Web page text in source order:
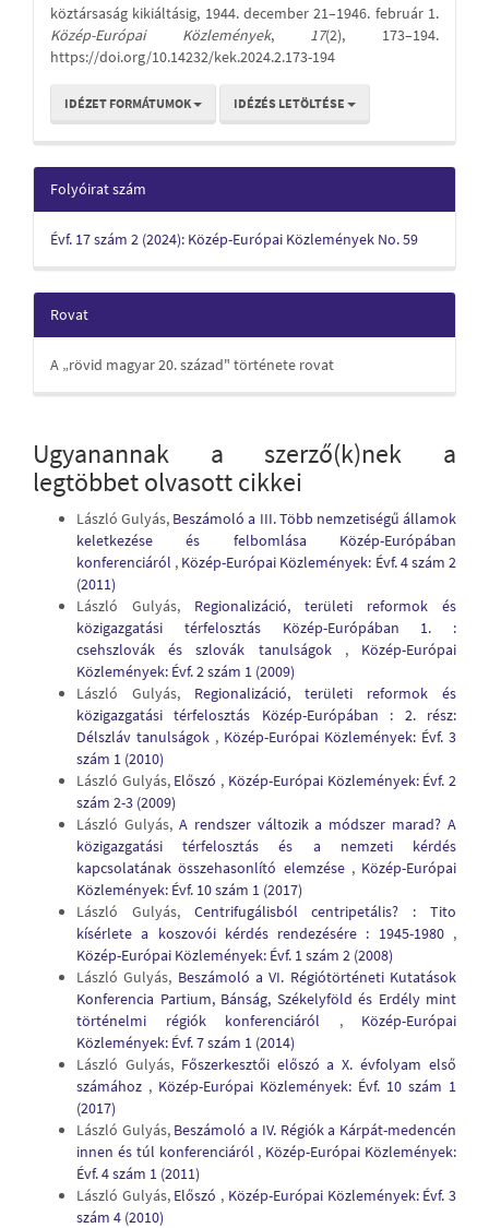
köztársaság kikiáltásig, 1944. december 21–1946. február 1.
Közép-Európai Közlemények, 17(2), 173–194.
https://doi.org/10.14232/kek.2024.2.173-194
IDÉZET FORMÁTUMOK IDÉZÉS LETÖLTÉSE
Folyóirat szám
Évf. 17 szám 2 (2024): Közép-Európai Közlemények No. 59
Rovat
A „rövid magyar 20. század" története rovat
Ugyanannak a szerző(k)nek a
legtöbbet olvasott cikkei
László Gulyás, Beszámoló a III. Több nemzetiségű államok
keletkezése és felbomlása Közép-Európában
konferenciáról , Közép-Európai Közlemények: Évf. 4 szám 2
(2011)
László Gulyás, Regionalizáció, területi reformok és
közigazgatási térfelosztás Közép-Európában 1. :
csehszlovák és szlovák tanulságok , Közép-Európai
Közlemények: Évf. 2 szám 1 (2009)
László Gulyás, Regionalizáció, területi reformok és
közigazgatási térfelosztás Közép-Európában : 2. rész:
Délszláv tanulságok , Közép-Európai Közlemények: Évf. 3
szám 1 (2010)
László Gulyás, Előszó , Közép-Európai Közlemények: Évf. 2
szám 2-3 (2009)
László Gulyás, A rendszer változik a módszer marad? A
közigazgatási térfelosztás és a nemzeti kérdés
kapcsolatának összehasonlító elemzése , Közép-Európai
Közlemények: Évf. 10 szám 1 (2017)
László Gulyás, Centrifugálisból centripetális? : Tito
kísérlete a koszovói kérdés rendezésére : 1945-1980 ,
Közép-Európai Közlemények: Évf. 1 szám 2 (2008)
László Gulyás, Beszámoló a VI. Régiótörténeti Kutatások
Konferencia Partium, Bánság, Székelyföld és Erdély mint
történelmi régiók konferenciáról , Közép-Európai
Közlemények: Évf. 7 szám 1 (2014)
László Gulyás, Főszerkesztői előszó a X. évfolyam első
számához , Közép-Európai Közlemények: Évf. 10 szám 1
(2017)
László Gulyás, Beszámoló a IV. Régiók a Kárpát-medencén
innen és túl konferenciáról , Közép-Európai Közlemények:
Évf. 4 szám 1 (2011)
László Gulyás, Előszó , Közép-Európai Közlemények: Évf. 3
szám 4 (2010)